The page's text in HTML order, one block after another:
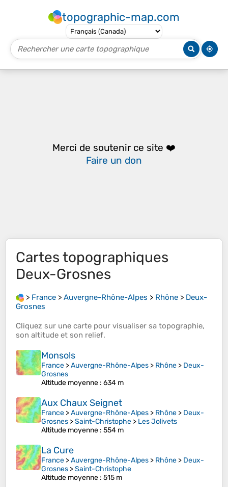
topographic-map.com
Merci de soutenir ce site ❤️
Faire un don
Cartes topographiques
Deux-Grosnes
> France > Auvergne-Rhône-Alpes > Rhône > Deux-
Grosnes
Cliquez sur une carte pour visualiser sa topographie,
son altitude et son relief.
Monsols
France >Auvergne-Rhône-Alpes > Rhône > Deux-
Grosnes
Altitude moyenne : 634 m
Aux Chaux Seignet
France >Auvergne-Rhône-Alpes > Rhône > Deux-
Grosnes >Saint-Christophe > Les Jolivets
Altitude moyenne : 554 m
La Cure
France >Auvergne-Rhône-Alpes > Rhône > Deux-
Grosnes >Saint-Christophe
Altitude moyenne : 515 m